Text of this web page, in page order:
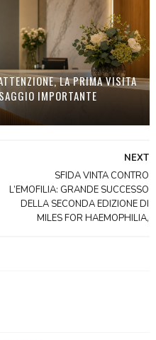
LA PRIMA VISITA
IMPORTANTE
NEXT
SFIDA VINTA CONTRO
L’EMOFILIA: GRANDE SUCCESSO
DELLA SECONDA EDIZIONE DI
MILES FOR HAEMOPHILIA,